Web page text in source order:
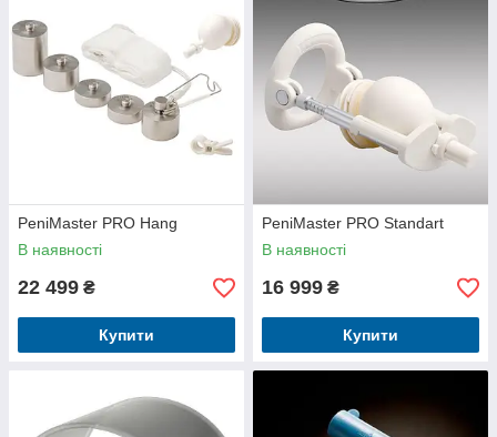
PeniMaster PRO Hang
В наявності
22 499 ₴
Купити
PeniMaster PRO Standart
В наявності
16 999 ₴
Купити